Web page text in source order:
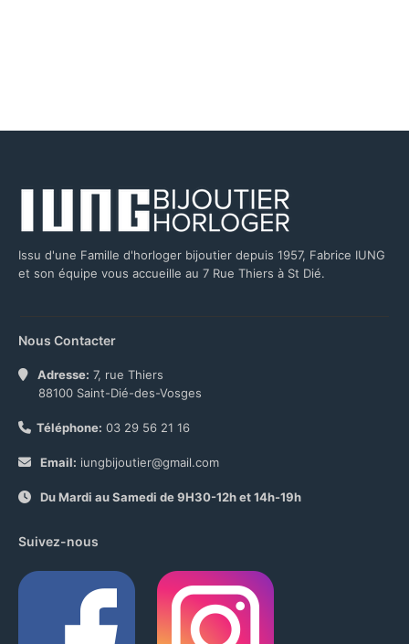
Issu d'une Famille d'horloger bijoutier depuis 1957, Fabrice IUNG
et son équipe vous accueille au 7 Rue Thiers à St Dié.
Nous Contacter
Adresse: 7, rue Thiers
88100 Saint-Dié-des-Vosges
Téléphone: 03 29 56 21 16
Email: iungbijoutier@gmail.com
Du Mardi au Samedi de 9H30-12h et 14h-19h
Suivez-nous